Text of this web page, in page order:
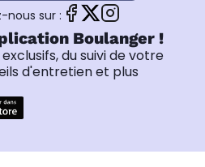
nous sur :
Boulanger !
du suivi de votre
d'entretien et plus